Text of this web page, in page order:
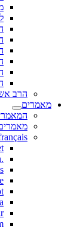
הרב
מאמרים
.Articles en français - par ordre chron